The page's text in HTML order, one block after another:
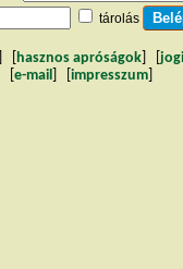
tárolás
hasznos apróságok
e-mail impresszum]